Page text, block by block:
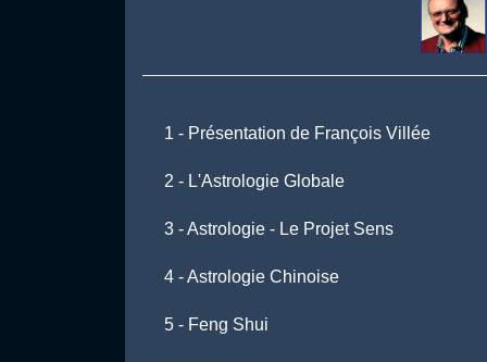
1 - Présentation de François Villée
2 - L'Astrologie Globale
3 - Astrologie - Le Projet Sens
4 - Astrologie Chinoise
5 - Feng Shui